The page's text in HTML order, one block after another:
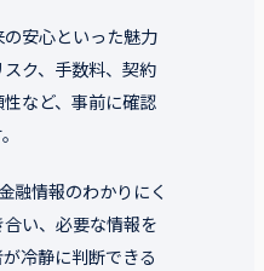
安心といった魅力
ク、手数料、契約
など、事前に確認
融情報のわかりにく
い、必要な情報を
冷静に判断できる